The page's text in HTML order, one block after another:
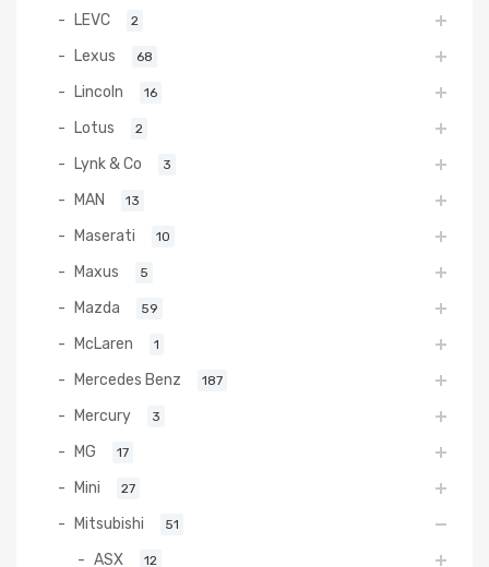
LEVC 2
Lexus 68
Lincoln 16
Lotus 2
Lynk & Co 3
MAN 13
Maserati 10
Maxus 5
Mazda 59
McLaren 1
Mercedes Benz 187
Mercury 3
MG 17
Mini 27
Mitsubishi 51
ASX 12